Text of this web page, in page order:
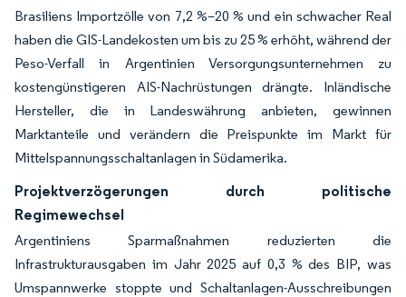
Brasiliens Importzölle von 7,2 %–20 % und ein schwacher Real
haben die GIS-Landekosten um bis zu 25 % erhöht, während der
Peso-Verfall in Argentinien Versorgungsunternehmen zu
kostengünstigeren AIS-Nachrüstungen drängte. Inländische
Hersteller, die in Landeswährung anbieten, gewinnen
Marktanteile und verändern die Preispunkte im Markt für
Mittelspannungsschaltanlagen in Südamerika.
Projektverzögerungen durch politische
Regimewechsel
Argentiniens Sparmaßnahmen reduzierten die
Infrastrukturausgaben im Jahr 2025 auf 0,3 % des BIP, was
Umspannwerke stoppte und Schaltanlagen-Ausschreibungen